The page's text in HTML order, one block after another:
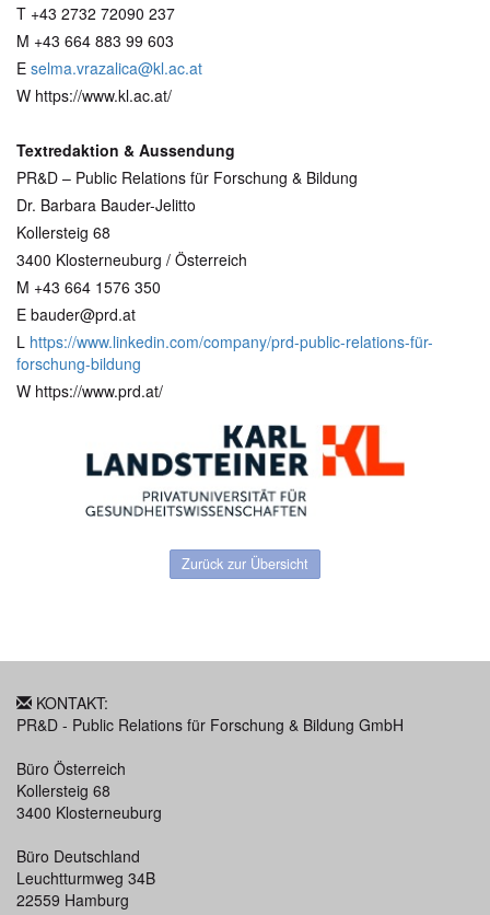
T +43 2732 72090 237
M +43 664 883 99 603
E selma.vrazalica@kl.ac.at
W https://www.kl.ac.at/
Textredaktion & Aussendung
PR&D – Public Relations für Forschung & Bildung
Dr. Barbara Bauder-Jelitto
Kollersteig 68
3400 Klosterneuburg / Österreich
M +43 664 1576 350
E bauder@prd.at
L https://www.linkedin.com/company/prd-public-relations-für-
forschung-bildung
W https://www.prd.at/
Zurück zur Übersicht
KONTAKT:
PR&D - Public Relations für Forschung & Bildung GmbH
Büro Österreich
Kollersteig 68
3400 Klosterneuburg
Büro Deutschland
Leuchtturmweg 34B
22559 Hamburg